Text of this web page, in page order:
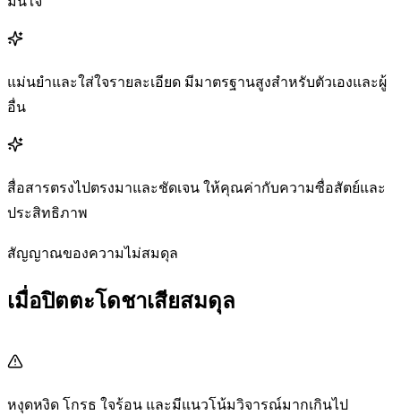
แม่นยำและใส่ใจรายละเอียด มีมาตรฐานสูงสำหรับตัวเองและผู้
อื่น
สื่อสารตรงไปตรงมาและชัดเจน ให้คุณค่ากับความซื่อสัตย์และ
ประสิทธิภาพ
สัญญาณของความไม่สมดุล
เมื่อปิตตะโดชาเสียสมดุล
หงุดหงิด โกรธ ใจร้อน และมีแนวโน้มวิจารณ์มากเกินไป